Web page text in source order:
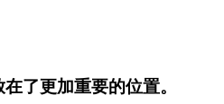
了更加重要的位置。